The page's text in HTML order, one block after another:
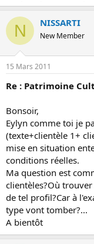
N NISSARTI
New Member
15 Mars 2011
Re : Patrimoine
Bonsoir,
Eylyn comme toi je
(texte+clientèle 1+
mise en situation
conditions réelles.
Ma question est
clientèles?Où
de tel profil?Car à
type vont tomber?...
A bientôt